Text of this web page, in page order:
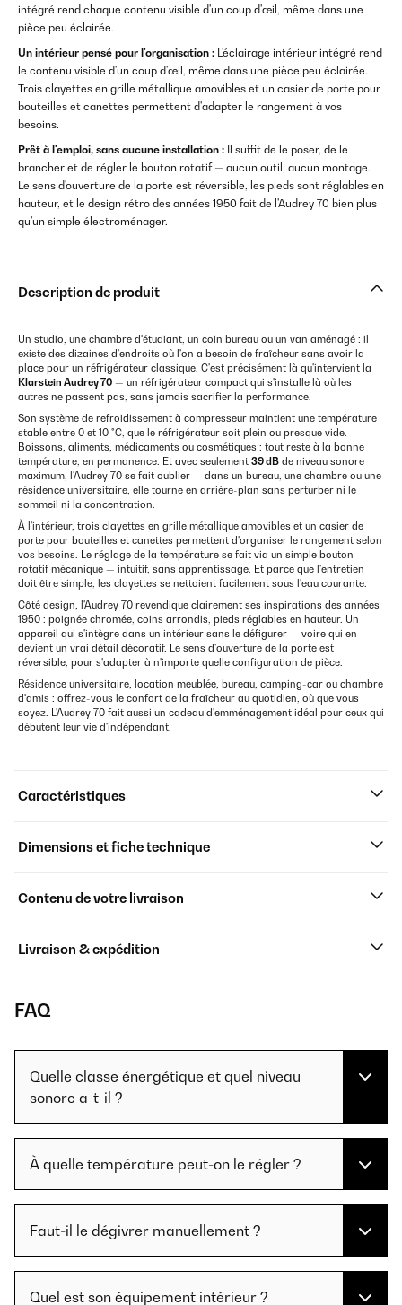
intégré rend chaque contenu visible d'un coup d'œil, même dans une
pièce peu éclairée.
Un intérieur pensé pour l'organisation : L'éclairage intérieur intégré rend
le contenu visible d'un coup d'œil, même dans une pièce peu éclairée.
Trois clayettes en grille métallique amovibles et un casier de porte pour
bouteilles et canettes permettent d'adapter le rangement à vos
besoins.
Prêt à l'emploi, sans aucune installation : Il suffit de le poser, de le
brancher et de régler le bouton rotatif — aucun outil, aucun montage.
Le sens d'ouverture de la porte est réversible, les pieds sont réglables en
hauteur, et le design rétro des années 1950 fait de l'Audrey 70 bien plus
qu'un simple électroménager.
Description de produit
Un studio, une chambre d'étudiant, un coin bureau ou un van aménagé : il
existe des dizaines d'endroits où l'on a besoin de fraîcheur sans avoir la
place pour un réfrigérateur classique. C'est précisément là qu'intervient la
Klarstein Audrey 70 — un réfrigérateur compact qui s'installe là où les
autres ne passent pas, sans jamais sacrifier la performance.
Son système de refroidissement à compresseur maintient une température
stable entre 0 et 10 °C, que le réfrigérateur soit plein ou presque vide.
Boissons, aliments, médicaments ou cosmétiques : tout reste à la bonne
température, en permanence. Et avec seulement 39 dB de niveau sonore
maximum, l'Audrey 70 se fait oublier — dans un bureau, une chambre ou une
résidence universitaire, elle tourne en arrière-plan sans perturber ni le
sommeil ni la concentration.
À l'intérieur, trois clayettes en grille métallique amovibles et un casier de
porte pour bouteilles et canettes permettent d'organiser le rangement selon
vos besoins. Le réglage de la température se fait via un simple bouton
rotatif mécanique — intuitif, sans apprentissage. Et parce que l'entretien
doit être simple, les clayettes se nettoient facilement sous l'eau courante.
Côté design, l'Audrey 70 revendique clairement ses inspirations des années
1950 : poignée chromée, coins arrondis, pieds réglables en hauteur. Un
appareil qui s'intègre dans un intérieur sans le défigurer — voire qui en
devient un vrai détail décoratif. Le sens d'ouverture de la porte est
réversible, pour s'adapter à n'importe quelle configuration de pièce.
Résidence universitaire, location meublée, bureau, camping-car ou chambre
d'amis : offrez-vous le confort de la fraîcheur au quotidien, où que vous
soyez. L'Audrey 70 fait aussi un cadeau d'emménagement idéal pour ceux qui
débutent leur vie d'indépendant.
Caractéristiques
Dimensions et fiche technique
Contenu de votre livraison
Livraison & expédition
FAQ
Quelle classe énergétique et quel niveau
sonore a-t-il ?
À quelle température peut-on le régler ?
Faut-il le dégivrer manuellement ?
Quel est son équipement intérieur ?